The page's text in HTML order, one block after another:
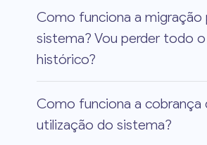
Como funciona a migração
sistema? Vou perder todo
histórico?
Como funciona a cobrança
utilização do sistema?